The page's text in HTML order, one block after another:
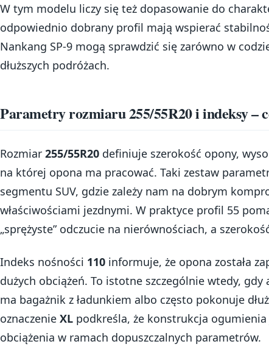
W tym modelu liczy się też dopasowanie do
odpowiednio dobrany profil mają wspierać
Nankang SP-9 mogą sprawdzić się zarówno w
dłuższych podróżach.
Parametry rozmiaru 255/55R20 i indeksy –
Rozmiar 255/55R20 definiuje szerokość opony,
na której opona ma pracować. Taki zestaw
segmentu SUV, gdzie zależy nam na dobrym
właściwościami jezdnymi. W praktyce profil 55
„sprężyste” odczucie na nierównościach, a
Indeks nośności 110 informuje, że opona została
dużych obciążeń. To istotne szczególnie wtedy, gdy
ma bagażnik z ładunkiem albo często pokonuje
oznaczenie XL podkreśla, że konstrukcja
obciążenia w ramach dopuszczalnych parametrów.